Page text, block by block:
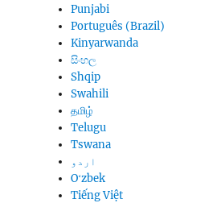
Punjabi
Português (Brazil)
Kinyarwanda
සිංහල
Shqip
Swahili
தமிழ்
Telugu
Tswana
اردو
Oʻzbek
Tiếng Việt